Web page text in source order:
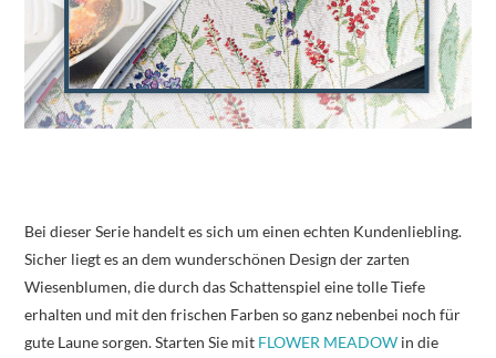
Bei dieser Serie handelt es sich um einen echten Kundenliebling.
Sicher liegt es an dem wunderschönen Design der zarten
Wiesenblumen, die durch das Schattenspiel eine tolle Tiefe
erhalten und mit den frischen Farben so ganz nebenbei noch für
gute Laune sorgen. Starten Sie mit FLOWER MEADOW in die